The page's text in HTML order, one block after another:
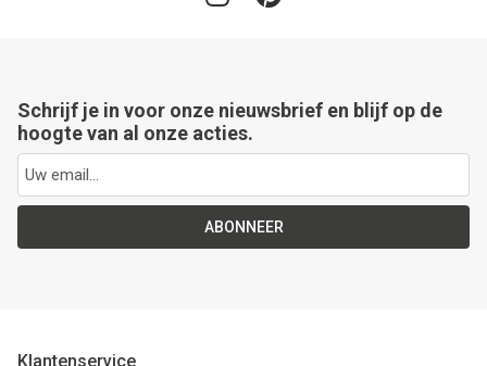
Schrijf je in voor onze nieuwsbrief en blijf op de
hoogte van al onze acties.
ABONNEER
Klantenservice